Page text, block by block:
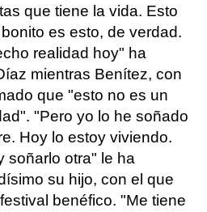
que tiene la vida. Esto
es esto, de verdad.
realidad hoy" ha
mientras Benítez, con
que "esto no es un
"Pero yo lo he soñado
Hoy lo estoy viviendo.
soñarlo otra" le ha
su hijo, con el que
benéfico. "Me tiene